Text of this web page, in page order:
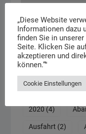
Schlagwörter
30th Anniversary
2015(11)
2020 (4)
Ausfahrt (2)
„Diese Website
Informationen dazu
finden Sie in
Seite. Klicken Sie
akzeptieren und
können.“"
Cookie Einstellungen